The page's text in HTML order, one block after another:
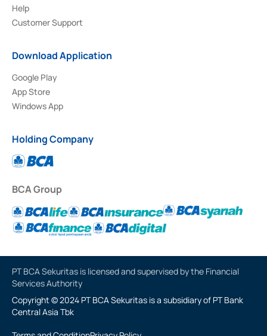
Help
Customer Support
Download Application
Google Play
App Store
Windows App
Holding Company
BCA Group
PT BCA Sekuritas is licensed and supervised by the Financial
Services Authority
Copyright © 2024 PT BCA Sekuritas is a subsidiary of PT Bank
Central Asia Tbk